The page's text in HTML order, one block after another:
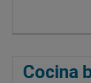
Cocina